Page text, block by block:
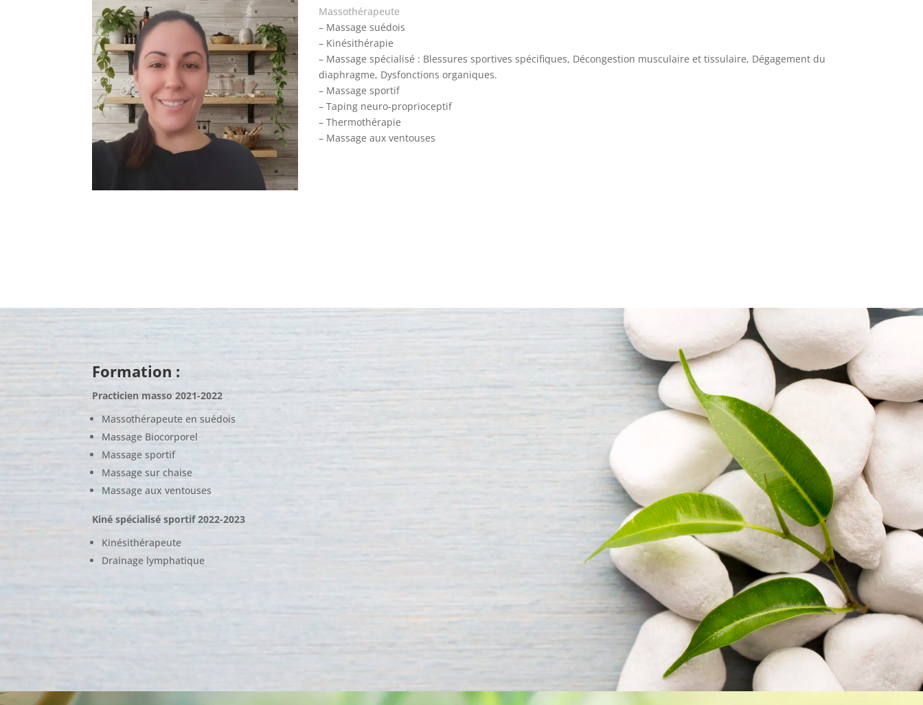
Massothérapeute
– Massage suédois
– Kinésithérapie
– Massage spécialisé : Blessures sportives spécifiques, Décongestion musculaire et tissulaire, Dégagement du
diaphragme, Dysfonctions organiques.
– Massage sportif
– Taping neuro-proprioceptif
– Thermothérapie
– Massage aux ventouses
Formation :
Practicien masso 2021-2022
Massothérapeute en suédois
Massage Biocorporel
Massage sportif
Massage sur chaise
Massage aux ventouses
Kiné spécialisé sportif 2022-2023
Kinésithérapeute
Drainage lymphatique